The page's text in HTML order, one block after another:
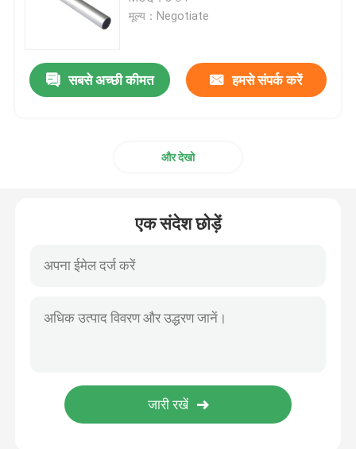
मूल्य：Negotiate
सबसे अच्छी कीमत हमसे संपर्क करें
और देखो
एक संदेश छोड़ें